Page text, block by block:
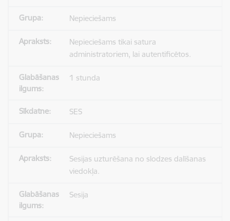
Nepieciešams
Nepieciešams tikai satura
administratoriem, lai autentificētos.
1 stunda
SES
Nepieciešams
Sesijas uzturēšana no slodzes dalīšanas
viedokļa.
Sesija